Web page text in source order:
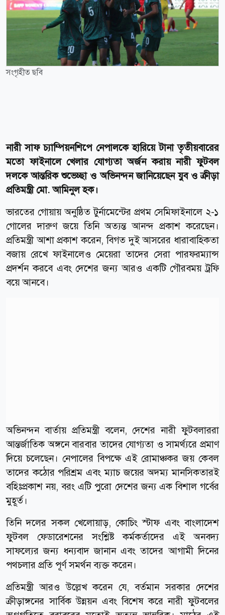
সংগৃহীত ছবি
নারী সাফ চ্যাম্পিয়নশিপে নেপালকে হারিয়ে টানা তৃতীয়বারের
মতো ফাইনালে খেলার যোগ্যতা অর্জন করায় নারী ফুটবল
দলকে আন্তরিক শুভেচ্ছা ও অভিনন্দন জানিয়েছেন যুব ও ক্রীড়া
প্রতিমন্ত্রী মো. আমিনুল হক।
ভারতের গোয়ায় অনুষ্ঠিত টুর্নামেন্টের প্রথম সেমিফাইনালে ২-১
গোলের দারুণ জয়ে তিনি অত্যন্ত আনন্দ প্রকাশ করেছেন।
প্রতিমন্ত্রী আশা প্রকাশ করেন, বিগত দুই আসরের ধারাবাহিকতা
বজায় রেখে ফাইনালেও মেয়েরা তাদের সেরা পারফরম্যান্স
প্রদর্শন করবে এবং দেশের জন্য আরও একটি গৌরবময় ট্রফি
বয়ে আনবে।
অভিনন্দন বার্তায় প্রতিমন্ত্রী বলেন, দেশের নারী ফুটবলাররা
আন্তর্জাতিক অঙ্গনে বারবার তাদের যোগ্যতা ও সামর্থ্যরে প্রমাণ
দিয়ে চলেছেন। নেপালের বিপক্ষে এই রোমাঞ্চকর জয় কেবল
তাদের কঠোর পরিশ্রম এবং ম্যাচ জয়ের অদম্য মানসিকতারই
বহিঃপ্রকাশ নয়, বরং এটি পুরো দেশের জন্য এক বিশাল গর্বের
মুহূর্ত।
তিনি দলের সকল খেলোয়াড়, কোচিং স্টাফ এবং বাংলাদেশ
ফুটবল ফেডারেশনের সংশ্লিষ্ট কর্মকর্তাদের এই অনবদ্য
সাফল্যের জন্য ধন্যবাদ জানান এবং তাদের আগামী দিনের
পথচলার প্রতি পূর্ণ সমর্থন ব্যক্ত করেন।
প্রতিমন্ত্রী আরও উল্লেখ করেন যে, বর্তমান সরকার দেশের
ক্রীড়াঙ্গনের সার্বিক উন্নয়ন এবং বিশেষ করে নারী ফুটবলের